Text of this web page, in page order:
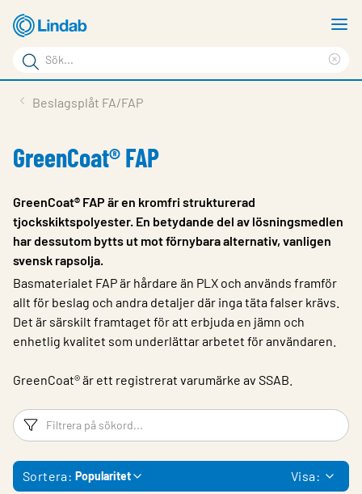
Hoppa
till
huvudinnehållet
Sökord
Sök
på
Service & Support
Om Lindab
Kontakt
Logga in
Choose languge
Sweden
Beslagsplåt FA/FAP
GreenCoat® FAP
GreenCoat® FAP är en kromfri strukturerad
tjockskiktspolyester. En betydande del av lösningsmedlen
har dessutom bytts ut mot förnybara alternativ, vanligen
svensk rapsolja.
Basmaterialet FAP är hårdare än PLX och används framför
allt för beslag och andra detaljer där inga täta falser krävs.
Det är särskilt framtaget för att erbjuda en jämn och
enhetlig kvalitet som underlättar arbetet för användaren.​
GreenCoat® är ett registrerat varumärke av SSAB.​​
Filtreringsord
Sortera: Popularitet Visa: